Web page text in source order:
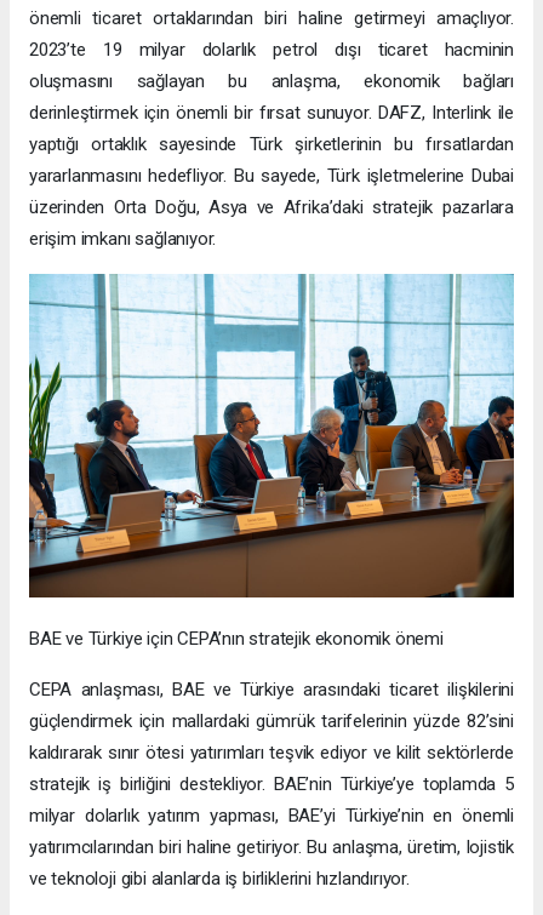
önemli ticaret ortaklarından biri haline getirmeyi amaçlıyor.
2023’te 19 milyar dolarlık petrol dışı ticaret hacminin
oluşmasını sağlayan bu anlaşma, ekonomik bağları
derinleştirmek için önemli bir fırsat sunuyor. DAFZ, Interlink ile
yaptığı ortaklık sayesinde Türk şirketlerinin bu fırsatlardan
yararlanmasını hedefliyor. Bu sayede, Türk işletmelerine Dubai
üzerinden Orta Doğu, Asya ve Afrika’daki stratejik pazarlara
erişim imkanı sağlanıyor.
BAE ve Türkiye için CEPA’nın stratejik ekonomik önemi
CEPA anlaşması, BAE ve Türkiye arasındaki ticaret ilişkilerini
güçlendirmek için mallardaki gümrük tarifelerinin yüzde 82’sini
kaldırarak sınır ötesi yatırımları teşvik ediyor ve kilit sektörlerde
stratejik iş birliğini destekliyor. BAE’nin Türkiye’ye toplamda 5
milyar dolarlık yatırım yapması, BAE’yi Türkiye’nin en önemli
yatırımcılarından biri haline getiriyor. Bu anlaşma, üretim, lojistik
ve teknoloji gibi alanlarda iş birliklerini hızlandırıyor.